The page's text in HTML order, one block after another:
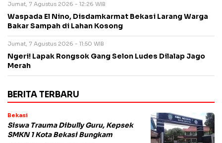
Jumat, 7 Agustus 2026 - 12:26 WIB
Waspada El Nino, Disdamkarmat Bekasi Larang Warga
Bakar Sampah di Lahan Kosong
Jumat, 7 Agustus 2026 - 11:50 WIB
Ngeri! Lapak Rongsok Gang Selon Ludes Dilalap Jago
Merah
BERITA TERBARU
Bekasi
Siswa Trauma Dibully Guru, Kepsek
SMKN 1 Kota Bekasi Bungkam